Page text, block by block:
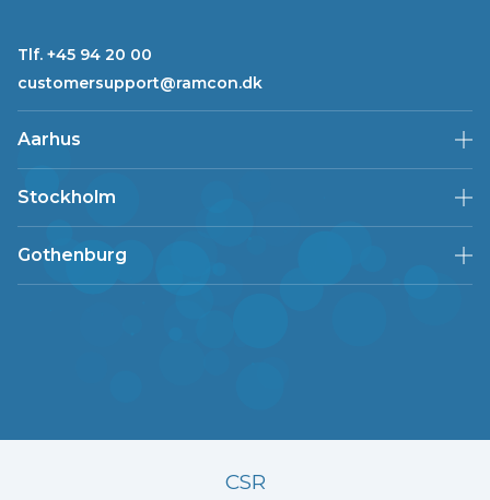
Tlf. +45 94 20 00
customersupport@ramcon.dk
Aarhus
Stockholm
Gothenburg
CSR